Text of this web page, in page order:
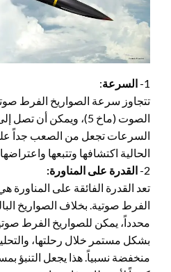
1- السرعة:
السرعات تجعل من الصعب جداً
الحالية اكتشافها وتتبعها
2- القدرة على المناورة:
تعد القدرة الفائقة على المناورة
الفرط صوتية. بخلاف الصواريخ
محدداً، يمكن للصواريخ الفرط
بشكل مستمر خلال رحلتها،
منخفضة نسبياً. هذا يجعل التنبؤ